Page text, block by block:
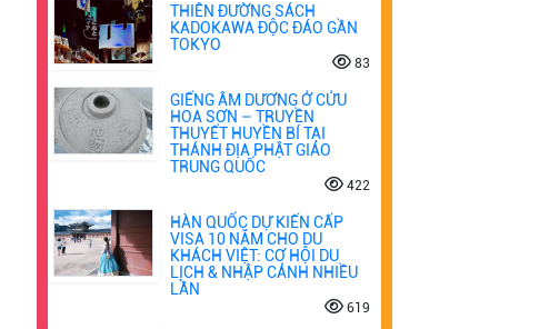
THIÊN ĐƯỜNG SÁCH
KADOKAWA ĐỘC ĐÁO GẦN
TOKYO
83
GIẾNG ÂM DƯƠNG Ở CỬU
HOA SƠN – TRUYỀN
THUYẾT HUYỀN BÍ TẠI
THÁNH ĐỊA PHẬT GIÁO
TRUNG QUỐC
422
HÀN QUỐC DỰ KIẾN CẤP
VISA 10 NĂM CHO DU
KHÁCH VIỆT: CƠ HỘI DU
LỊCH & NHẬP CẢNH NHIỀU
LẦN
619